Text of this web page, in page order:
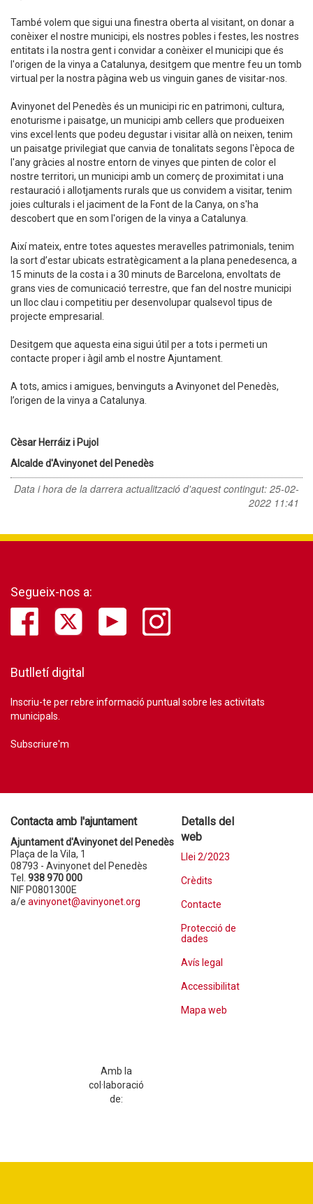
També volem que sigui una finestra oberta al visitant, on donar a
conèixer el nostre municipi, els nostres pobles i festes, les nostres
entitats i la nostra gent i convidar a conèixer el municipi que és
l'origen de la vinya a Catalunya, desitgem que mentre feu un tomb
virtual per la nostra pàgina web us vinguin ganes de visitar-nos.
Avinyonet del Penedès és un municipi ric en patrimoni, cultura,
enoturisme i paisatge, un municipi amb cellers que produeixen
vins excel·lents que podeu degustar i visitar allà on neixen, tenim
un paisatge privilegiat que canvia de tonalitats segons l'època de
l'any gràcies al nostre entorn de vinyes que pinten de color el
nostre territori, un municipi amb un comerç de proximitat i una
restauració i allotjaments rurals que us convidem a visitar, tenim
joies culturals i el jaciment de la Font de la Canya, on s'ha
descobert que en som l'origen de la vinya a Catalunya.
Així mateix, entre totes aquestes meravelles patrimonials, tenim
la sort d’estar ubicats estratègicament a la plana penedesenca, a
15 minuts de la costa i a 30 minuts de Barcelona, envoltats de
grans vies de comunicació terrestre, que fan del nostre municipi
un lloc clau i competitiu per desenvolupar qualsevol tipus de
projecte empresarial.
Desitgem que aquesta eina sigui útil per a tots i permeti un
contacte proper i àgil amb el nostre Ajuntament.
A tots, amics i amigues, benvinguts a Avinyonet del Penedès,
l’origen de la vinya a Catalunya.
Cèsar Herráiz i Pujol
Alcalde d'Avinyonet del Penedès
Data i hora de la darrera actualització d'aquest contingut: 25-02-
2022 11:41
Segueix-nos a:
Butlletí digital
Inscriu-te per rebre informació puntual sobre les activitats
municipals.
Subscriure'm
Contacta amb l'ajuntament
Ajuntament d'Avinyonet del Penedès
Plaça de la Vila, 1
08793 - Avinyonet del Penedès
Tel. 938 970 000
NIF P0801300E
a/e avinyonet@avinyonet.org
Detalls del
web
Llei 2/2023
Crèdits
Contacte
Protecció de
dades
Avís legal
Accessibilitat
Mapa web
Amb la
col·laboració
de: